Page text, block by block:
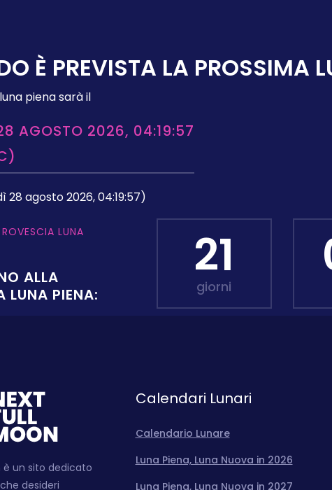
È PREVISTA LA PROSSIMA
piena sarà il
AGOSTO 2026, 04:19:57
28 agosto 2026, 04:19:57)
LUNA
ALLA
LUNA PIENA:
21
giorni
è un sito dedicato
desideri
Calendari Lunari
Calendario Lunare
Luna Piena, Luna Nuova in 2026
Luna Piena, Luna Nuova in 2027